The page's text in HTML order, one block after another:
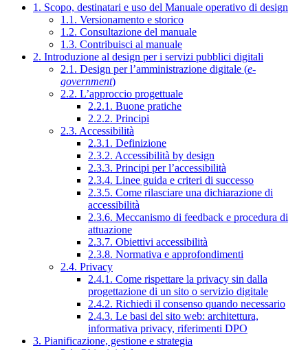
1. Scopo, destinatari e uso del Manuale operativo di design
1.1. Versionamento e storico
1.2. Consultazione del manuale
1.3. Contribuisci al manuale
2. Introduzione al design per i servizi pubblici digitali
2.1. Design per l’amministrazione digitale (e-
government)
2.2. L’approccio progettuale
2.2.1. Buone pratiche
2.2.2. Principi
2.3. Accessibilità
2.3.1. Definizione
2.3.2. Accessibilità by design
2.3.3. Principi per l’accessibilità
2.3.4. Linee guida e criteri di successo
2.3.5. Come rilasciare una dichiarazione di
accessibilità
2.3.6. Meccanismo di feedback e procedura di
attuazione
2.3.7. Obiettivi accessibilità
2.3.8. Normativa e approfondimenti
2.4. Privacy
2.4.1. Come rispettare la privacy sin dalla
progettazione di un sito o servizio digitale
2.4.2. Richiedi il consenso quando necessario
2.4.3. Le basi del sito web: architettura,
informativa privacy, riferimenti DPO
3. Pianificazione, gestione e strategia